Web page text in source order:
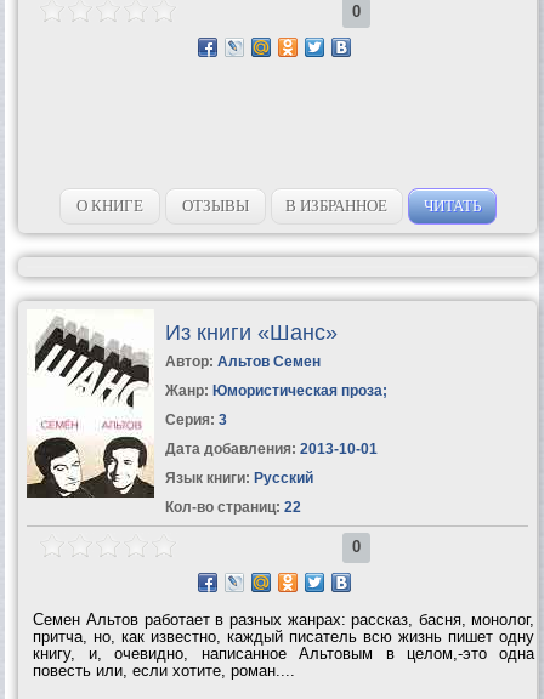
0
О КНИГЕ ОТЗЫВЫ В ИЗБРАННОЕ ЧИТАТЬ
Из книги «Шанс»
Автор: Альтов Семен
Жанр: Юмористическая проза;
Серия: 3
Дата добавления: 2013-10-01
Язык книги: Русский
Кол-во страниц: 22
0
Семен Альтов работает в разных жанрах: рассказ, басня, монолог,
притча, но, как известно, каждый писатель всю жизнь пишет одну
книгу, и, очевидно, написанное Альтовым в целом,-это одна
повесть или, если хотите, роман....